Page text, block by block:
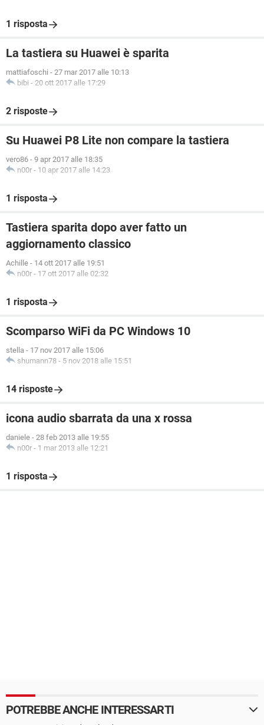
1 risposta
La tastiera su Huawei è sparita
mattiafoschi - 27 mar 2017 alle 10:13
bibi - 20 ott 2017 alle 17:29
2 risposte
Su Huawei P8 Lite non compare la tastiera
vero86 - 9 apr 2017 alle 18:35
n00r - 10 apr 2017 alle 14:23
1 risposta
Tastiera sparita dopo aver fatto un
aggiornamento classico
Achille - 14 ott 2017 alle 19:51
n00r - 17 ott 2017 alle 02:32
1 risposta
Scomparso WiFi da PC Windows 10
stella - 17 nov 2017 alle 15:06
shumann78 - 5 nov 2018 alle 15:51
14 risposte
icona audio sbarrata da una x rossa
daniele - 28 feb 2013 alle 19:55
n00r - 1 mar 2013 alle 12:21
1 risposta
POTREBBE ANCHE INTERESSARTI